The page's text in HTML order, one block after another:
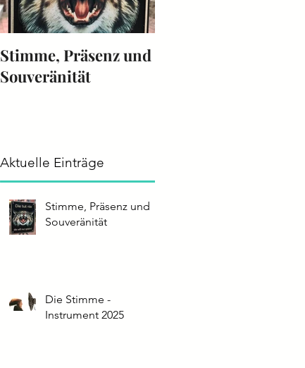
Stimme, Präsenz und
Souveränität
Aktuelle Einträge
Stimme, Präsenz und
Souveränität
Die Stimme -
Instrument 2025